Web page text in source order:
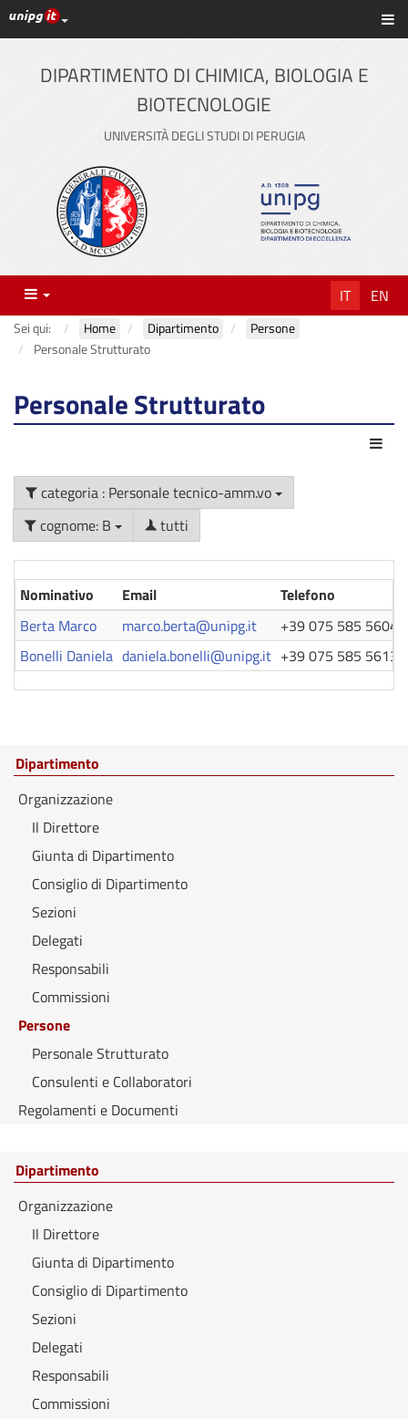
Vai
al
contenuto
principale
Link ai principali servizi web di Ateneo
DIPARTIMENTO DI CHIMICA, BIOLOGIA E
BIOTECNOLOGIE
UNIVERSITÀ DEGLI STUDI DI PERUGIA
Menu IT EN
Sei qui: Home Dipartimento
Persone
Personale Strutturato
Personale Strutturato
categoria : Personale tecnico-amm.vo
cognome: B
tutti
Nominativo Email Telefono
Berta Marco
marco.berta@unipg.it +39 075 585 5604
Bonelli Daniela daniela.bonelli@unipg.it +39 075 585 5613
Dipartimento
Organizzazione
Il Direttore
Giunta di Dipartimento
Consiglio di Dipartimento
Sezioni
Delegati
Responsabili
Commissioni
Persone
Personale Strutturato
Consulenti e Collaboratori
Regolamenti e Documenti
Dipartimento
Organizzazione
Il Direttore
Giunta di Dipartimento
Consiglio di Dipartimento
Sezioni
Delegati
Responsabili
Commissioni